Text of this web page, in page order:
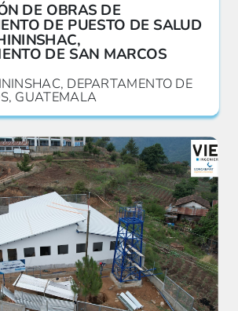
DE OBRAS DE
DE PUESTO DE SALUD
DE SAN MARCOS
DEPARTAMENTO DE
GUATEMALA